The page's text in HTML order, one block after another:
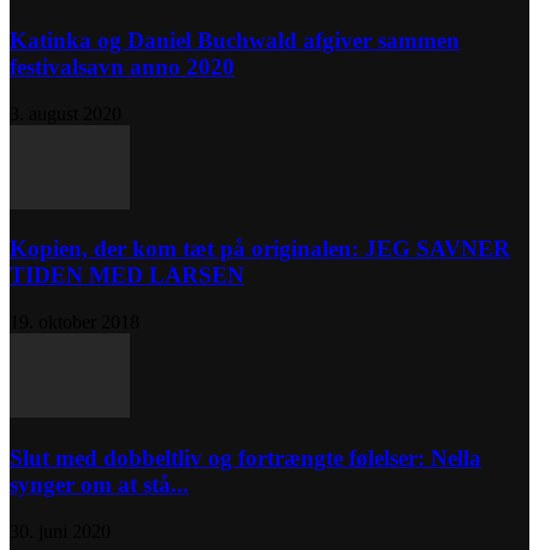
Katinka og Daniel Buchwald afgiver sammen
festivalsavn anno 2020
Kopien, der kom tæt på originalen: JEG SAVNER
TIDEN MED LARSEN
Slut med dobbeltliv og fortrængte følelser: Nella
synger om at stå...